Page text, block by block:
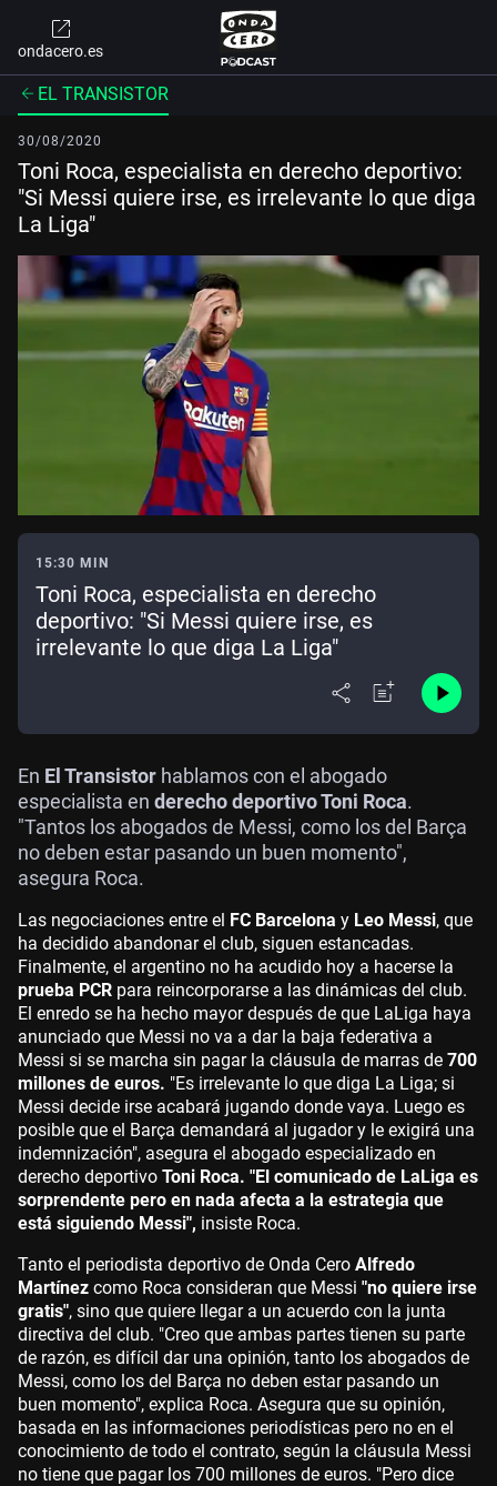
ondacero.es
EL TRANSISTOR
30/08/2020
Toni Roca, especialista en derecho deportivo:
"Si Messi quiere irse, es irrelevante lo que diga
La Liga"
15:30 MIN
Toni Roca, especialista en derecho
deportivo: "Si Messi quiere irse, es
irrelevante lo que diga La Liga"
En El Transistor hablamos con el abogado
especialista en derecho deportivo Toni Roca.
"Tantos los abogados de Messi, como los del Barça
no deben estar pasando un buen momento",
asegura Roca.
Las negociaciones entre el FC Barcelona y Leo Messi, que
ha decidido abandonar el club, siguen estancadas.
Finalmente, el argentino no ha acudido hoy a hacerse la
prueba PCR para reincorporarse a las dinámicas del club.
El enredo se ha hecho mayor después de que LaLiga haya
anunciado que Messi no va a dar la baja federativa a
Messi si se marcha sin pagar la cláusula de marras de 700
millones de euros. "Es irrelevante lo que diga La Liga; si
Messi decide irse acabará jugando donde vaya. Luego es
posible que el Barça demandará al jugador y le exigirá una
indemnización", asegura el abogado especializado en
derecho deportivo Toni Roca. "El comunicado de LaLiga es
sorprendente pero en nada afecta a la estrategia que
está siguiendo Messi", insiste Roca.
Tanto el periodista deportivo de Onda Cero Alfredo
Martínez como Roca consideran que Messi "no quiere irse
gratis", sino que quiere llegar a un acuerdo con la junta
directiva del club. "Creo que ambas partes tienen su parte
de razón, es difícil dar una opinión, tanto los abogados de
Messi, como los del Barça no deben estar pasando un
buen momento", explica Roca. Asegura que su opinión,
basada en las informaciones periodísticas pero no en el
conocimiento de todo el contrato, según la cláusula Messi
no tiene que pagar los 700 millones de euros. "Pero dice